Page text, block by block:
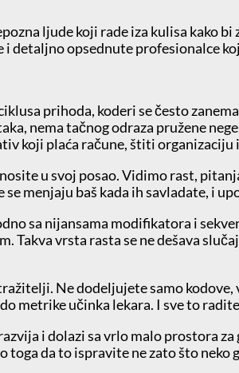
ljude koji rade iza kulisa kako
opsednute profesionalce
prihoda, koderi se često
nema tačnog odraza pružene
koji plaća račune, štiti
u svoj posao. Vidimo rast,
menjaju baš kada ih savladate, i
sa nijansama modifikatora i
vrsta rasta se ne dešava
Ne dodeljujete samo
metrike učinka lekara. I sve to
i dolazi sa vrlo malo prostora
da to ispravite ne zato što